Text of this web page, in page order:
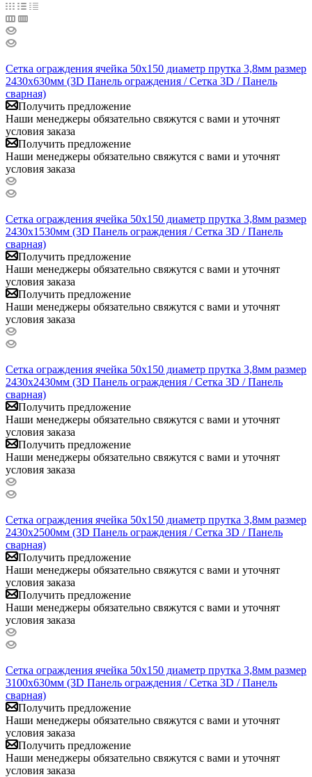
Сетка ограждения ячейка 50х150 диаметр прутка 3,8мм размер
2430x630мм (3D Панель ограждения / Сетка 3D / Панель
сварная)
Получить предложение
Наши менеджеры обязательно свяжутся с вами и уточнят
условия заказа
Получить предложение
Наши менеджеры обязательно свяжутся с вами и уточнят
условия заказа
Сетка ограждения ячейка 50х150 диаметр прутка 3,8мм размер
2430x1530мм (3D Панель ограждения / Сетка 3D / Панель
сварная)
Получить предложение
Наши менеджеры обязательно свяжутся с вами и уточнят
условия заказа
Получить предложение
Наши менеджеры обязательно свяжутся с вами и уточнят
условия заказа
Сетка ограждения ячейка 50х150 диаметр прутка 3,8мм размер
2430x2430мм (3D Панель ограждения / Сетка 3D / Панель
сварная)
Получить предложение
Наши менеджеры обязательно свяжутся с вами и уточнят
условия заказа
Получить предложение
Наши менеджеры обязательно свяжутся с вами и уточнят
условия заказа
Сетка ограждения ячейка 50х150 диаметр прутка 3,8мм размер
2430x2500мм (3D Панель ограждения / Сетка 3D / Панель
сварная)
Получить предложение
Наши менеджеры обязательно свяжутся с вами и уточнят
условия заказа
Получить предложение
Наши менеджеры обязательно свяжутся с вами и уточнят
условия заказа
Сетка ограждения ячейка 50х150 диаметр прутка 3,8мм размер
3100x630мм (3D Панель ограждения / Сетка 3D / Панель
сварная)
Получить предложение
Наши менеджеры обязательно свяжутся с вами и уточнят
условия заказа
Получить предложение
Наши менеджеры обязательно свяжутся с вами и уточнят
условия заказа